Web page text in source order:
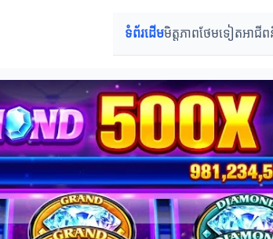
ទំព័រដើមមិត្តភាពថែមទៀតអាជីព